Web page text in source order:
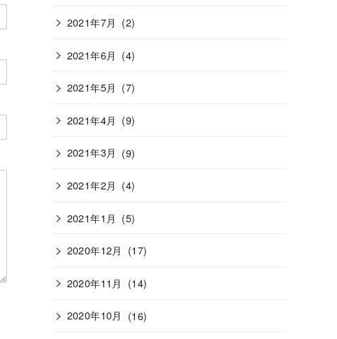
2021年7月 (2)
2021年6月 (4)
2021年5月 (7)
2021年4月 (9)
2021年3月 (9)
2021年2月 (4)
2021年1月 (5)
2020年12月 (17)
2020年11月 (14)
2020年10月 (16)